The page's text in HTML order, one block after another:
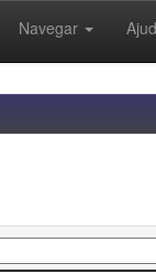
Navegar